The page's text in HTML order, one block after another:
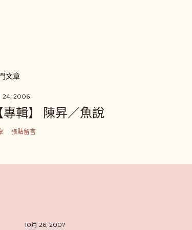
文章
24, 2006
專輯】 陳昇／魚說
張貼留言
10月 26, 2007